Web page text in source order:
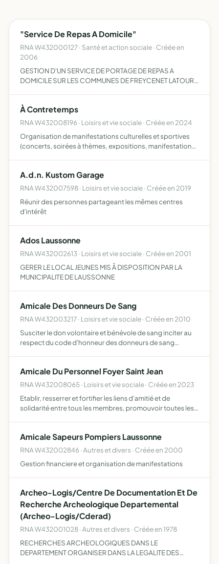
"Service De Repas A Domicile"
RNA W432000127 · Santé et action sociale · Créée en
2006
GESTION D'UN SERVICE DE PORTAGE DE REPAS A
DOMICILE SUR LES COMMUNES DE FREYCENET LATOUR -
À Contretemps
RNA W432008196 · Loisirs et vie sociale · Créée en 2024
Organisation de manifestations culturelles et sportives
(concerts, soirées à thèmes, expositions, manifestations
A.d.n. Kustom Garage
RNA W432007598 · Loisirs et vie sociale · Créée en 2019
Réunir des personnes partageant les mêmes centres
d'intérêt
Ados Laussonne
RNA W432002613 · Loisirs et vie sociale · Créée en 2001
GERER LE LOCAL JEUNES MIS Â DISPOSITION PAR LA
MUNICIPALITE DE LAUSSONNE
Amicale Des Donneurs De Sang
RNA W432003217 · Loisirs et vie sociale · Créée en 2010
Susciter le don volontaire et bénévole de sang inciter au
respect du code d'honneur des donneurs de sang
Amicale Du Personnel Foyer Saint Jean
RNA W432008065 · Loisirs et vie sociale · Créée en 2023
Etablir, resserrer et fortifier les liens d'amitié et de
solidarité entre tous les membres, promouvoir toutes les
Amicale Sapeurs Pompiers Laussonne
RNA W432002846 · Autres et divers · Créée en 2000
Gestion financiere et organisation de manifestations
Archeo-Logis/Centre De Documentation Et De
Recherche Archeologique Departemental
(Archeo-Logis/Cderad)
RNA W432001028 · Autres et divers · Créée en 1978
RECHERCHES ARCHEOLOGIQUES DANS LE
DEPARTEMENT ORGANISER DANS LA LEGALITE DES